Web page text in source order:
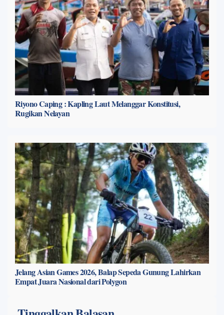
Riyono Caping : Kapling Laut Melanggar Konstitusi,
Rugikan Nelayan
Jelang Asian Games 2026, Balap Sepeda Gunung Lahirkan
Empat Juara Nasional dari Polygon